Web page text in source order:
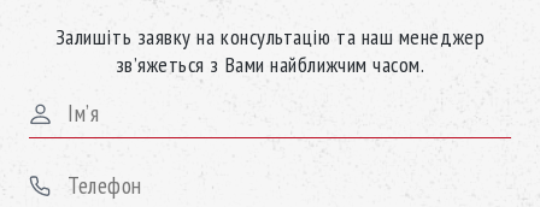
Залишіть заявку на консультацію та наш менеджер
зв’яжеться з Вами найближчим часом.